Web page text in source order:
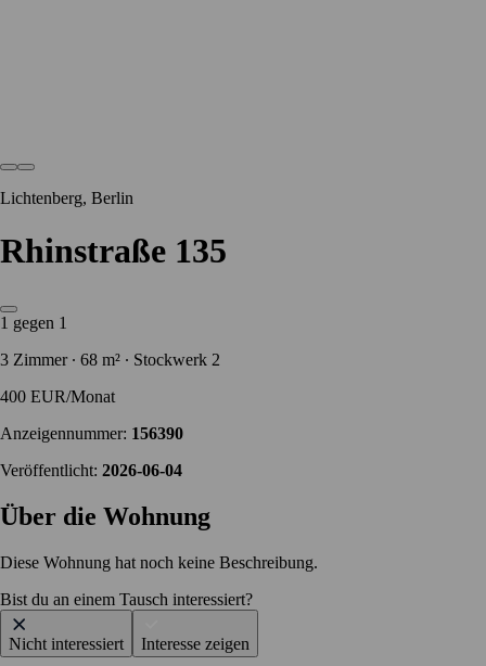
Lichtenberg, Berlin
Rhinstraße 135
1 gegen 1
3 Zimmer ∙ 68 m² ∙ Stockwerk 2
400 EUR/Monat
Anzeigennummer: 156390
Veröffentlicht: 2026-06-04
Über die Wohnung
Diese Wohnung hat noch keine Beschreibung.
Bist du an einem Tausch interessiert?
Nicht interessiert Interesse zeigen